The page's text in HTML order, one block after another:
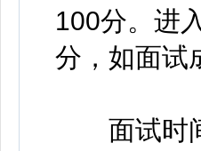
100分。进
分，如面试
面试时间